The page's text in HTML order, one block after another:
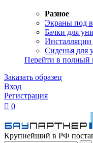
Разное
Экраны под
Бачки для
Инсталляции
Сиденья для
Перейти в полный
Заказать образец
Вход
Регистрация
 0
Крупнейший в РФ